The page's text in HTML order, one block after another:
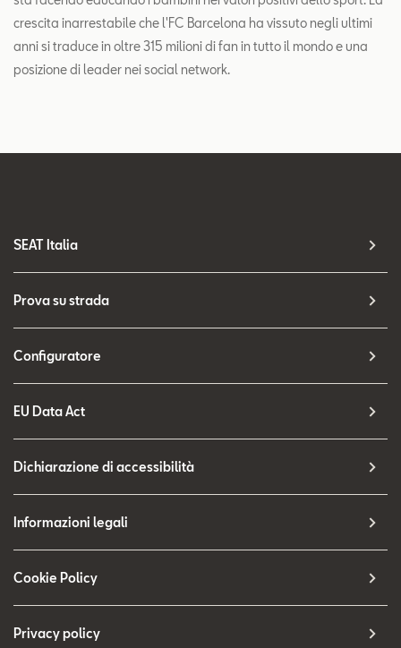
crescita inarrestabile che l'FC Barcelona ha vissuto negli ultimi
anni si traduce in oltre 315 milioni di fan in tutto il mondo e una
posizione di leader nei social network.
SEAT Italia
Prova su strada
Configuratore
EU Data Act
Dichiarazione di accessibilità
Informazioni legali
Cookie Policy
Privacy policy